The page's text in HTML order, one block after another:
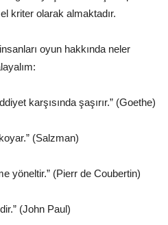
kriter olarak almaktadır.
oyun hakkında neler
karşısında şaşırır.” (Goethe)
(Salzman)
yöneltir.” (Pierr de Coubertin)
(John Paul)